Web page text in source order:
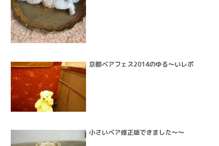
京都ベアフェス2014のゆる～いレポ
小さいベア修正版できました～～